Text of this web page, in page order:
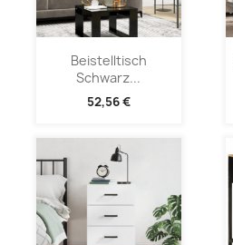
Beistelltisch
Schwarz...
52,56 €